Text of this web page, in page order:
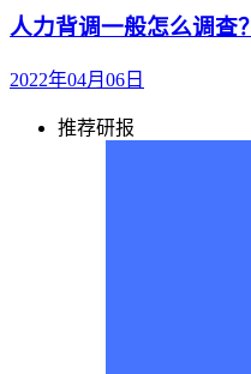
人力背调一般怎么调查？
2022年04月06日
推荐研报